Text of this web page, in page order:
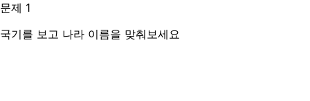
문제 1
국기를 보고 나라 이름을 맞춰보세요